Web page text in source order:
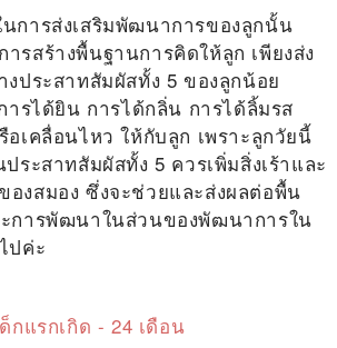
การส่งเสริมพัฒนาการของลูกนั้น
รสร้างพื้นฐานการคิดให้ลูก เพียงส่ง
งประสาทสัมผัสทั้ง 5 ของลูกน้อย
ารได้ยิน การได้กลิ่น การได้ลิ้มรส
เคลื่อนไหว ให้กับลูก เพราะลูกวัยนี้
ระสาทสัมผัสทั้ง 5 ควรเพิ่มสิ่งเร้าและ
องสมอง ซึ่งจะช่วยและส่งผลต่อพื้น
การพัฒนาในส่วนของพัฒนาการใน
ปค่ะ
กแรกเกิด - 24 เดือน